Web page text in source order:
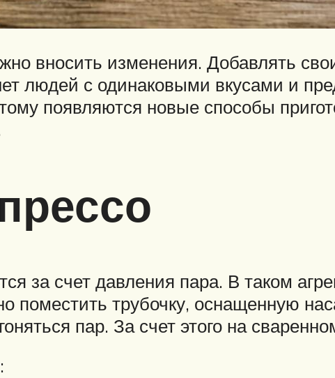
вносить изменения. Добавлять
людей с одинаковыми вкусами и
появляются новые способы
за счет давления пара. В таком
поместить трубочку, оснащенную
пар. За счет этого на